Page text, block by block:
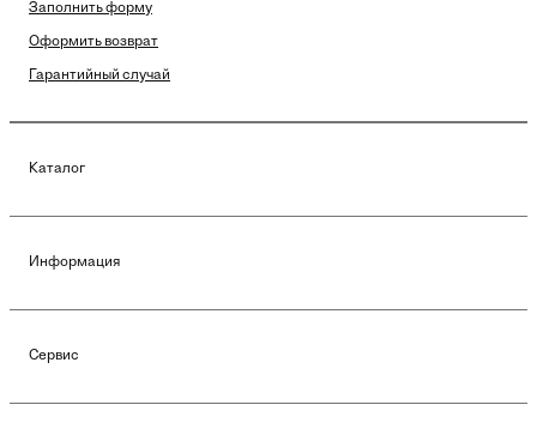
Заполнить форму
Оформить возврат
Гарантийный случай
Каталог
Информация
Сервис